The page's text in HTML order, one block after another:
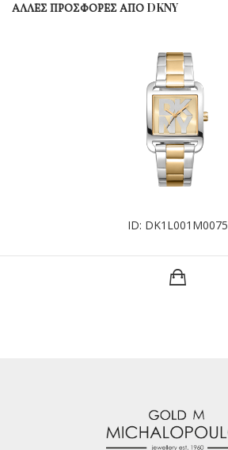
ΑΛΛΕΣ ΠΡΟΣΦΟΡΕΣ ΑΠΟ DKNY
ID: DK1L001M0075